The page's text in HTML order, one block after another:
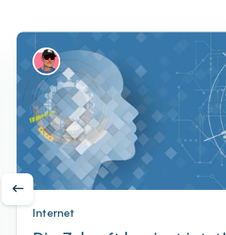
Internet